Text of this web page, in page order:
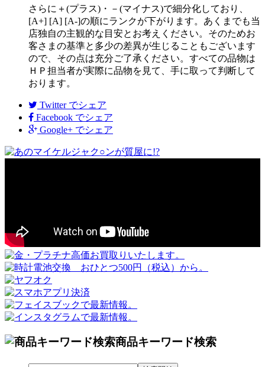
さらに＋(プラス)・－(マイナス)で細分化しており、
[A+] [A] [A-]の順にランクが下がります。あくまでも当
店独自の主観的な目安とお考えください。そのためお
客さまの基準と多少の差異が生じることもございます
ので、その点は充分ご了承ください。すべての品物は
ＨＰ担当者が実際に品物を見て、手に取って判断して
おります。
Twitter でシェア
Facebook でシェア
Google+ でシェア
商品キーワード検索